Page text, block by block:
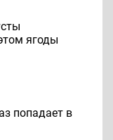
ягоды
попадает в